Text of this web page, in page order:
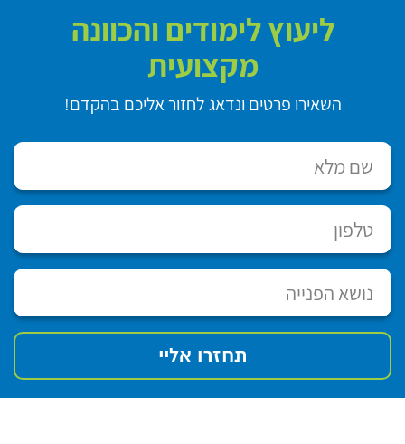
ליעוץ לימודים והכוונה
מקצועית
השאירו פרטים ונדאג לחזור אליכם בהקדם!